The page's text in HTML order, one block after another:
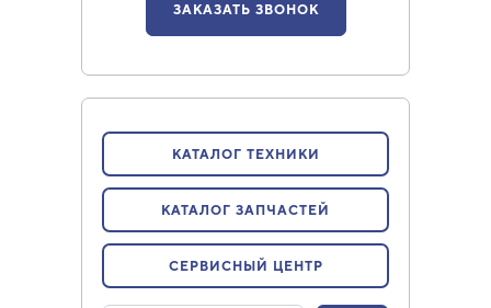
ЗАКАЗАТЬ ЗВОНОК
КАТАЛОГ ТЕХНИКИ
КАТАЛОГ ЗАПЧАСТЕЙ
СЕРВИСНЫЙ ЦЕНТР